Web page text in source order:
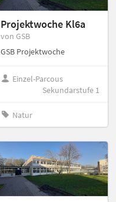
Projektwoche Kl6a
von GSB
GSB Projektwoche
Einzel-Parcous
Sekundarstufe 1
Natur